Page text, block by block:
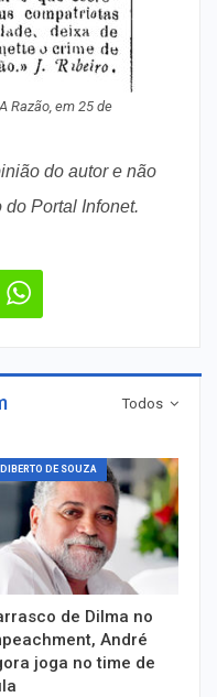
Razão, em 25 de
do autor e não
Portal Infonet.
Todos
DE SOUZA
de Dilma no
André
joga no time de